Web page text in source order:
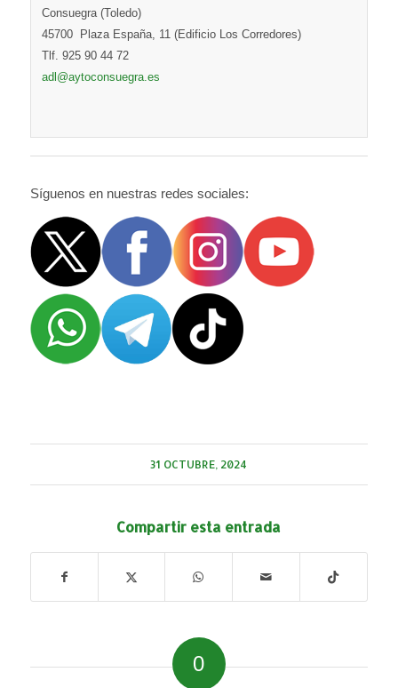
Consuegra (Toledo)
45700 Plaza España, 11 (Edificio Los Corredores)
Tlf. 925 90 44 72
adl@aytoconsuegra.es
Síguenos en nuestras redes sociales:
31 OCTUBRE, 2024
Compartir esta entrada
0